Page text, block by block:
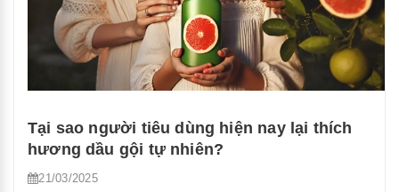
Hiện
Đại”
Tại sao người tiêu dùng hiện nay lại thích
hương dầu gội tự nhiên?
21/03/2025